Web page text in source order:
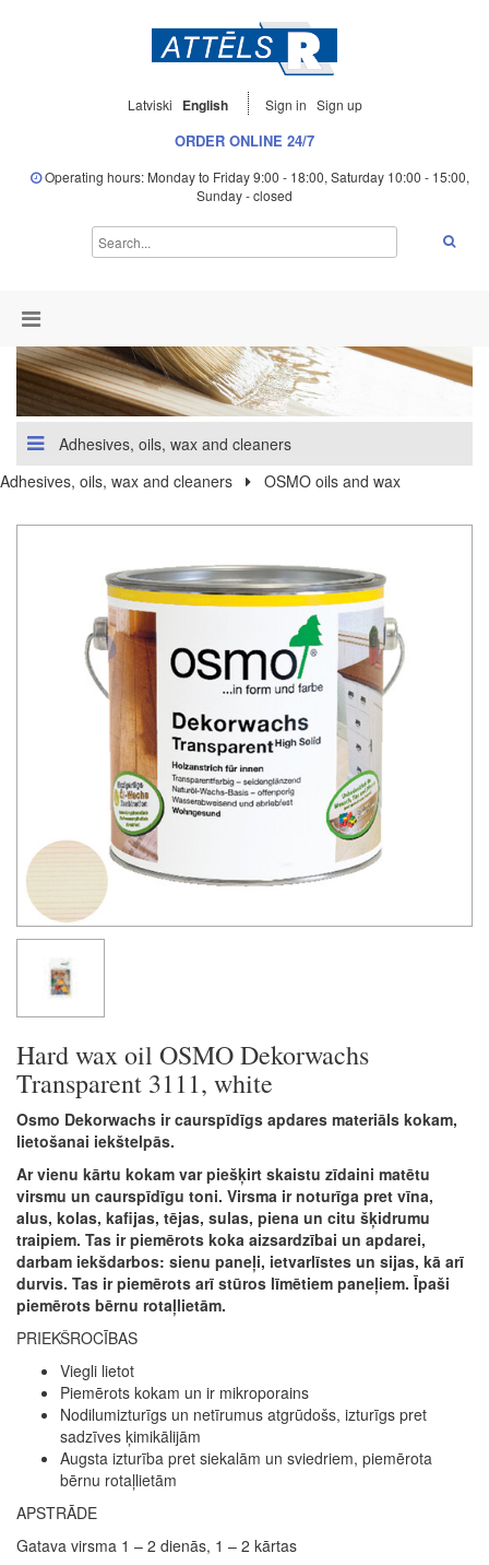
Latviski English Sign in Sign up
ORDER ONLINE 24/7
Operating hours: Monday to Friday 9:00 - 18:00, Saturday 10:00 - 15:00,
Sunday - closed
Adhesives, oils, wax and cleaners
Adhesives, oils, wax and cleaners
OSMO oils and wax
Hard wax oil OSMO Dekorwachs
Transparent 3111, white
Osmo Dekorwachs ir caurspīdīgs apdares materiāls kokam,
lietošanai iekštelpās.
Ar vienu kārtu kokam var piešķirt skaistu zīdaini matētu
virsmu un caurspīdīgu toni. Virsma ir noturīga pret vīna,
alus, kolas, kafijas, tējas, sulas, piena un citu šķidrumu
traipiem. Tas ir piemērots koka aizsardzībai un apdarei,
darbam iekšdarbos: sienu paneļi, ietvarlīstes un sijas, kā arī
durvis. Tas ir piemērots arī stūros līmētiem paneļiem. Īpaši
piemērots bērnu rotaļlietām.
PRIEKŠROCĪBAS
Viegli lietot
Piemērots kokam un ir mikroporains
Nodilumizturīgs un netīrumus atgrūdošs, izturīgs pret
sadzīves ķimikālijām
Augsta izturība pret siekalām un sviedriem, piemērota
bērnu rotaļlietām
APSTRĀDE
Gatava virsma 1 – 2 dienās, 1 – 2 kārtas